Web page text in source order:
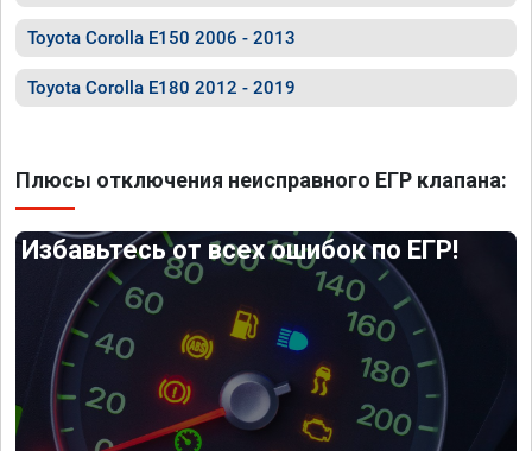
Toyota Corolla E150 2006 - 2013
Toyota Corolla E180 2012 - 2019
Плюсы отключения неисправного ЕГР клапана:
Избавьтесь от всех ошибок по ЕГР!